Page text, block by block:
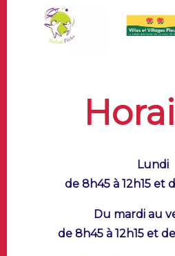
Lundi
de 8h45 à 12h15 et
Du mardi au
de 8h45 à 12h15 et